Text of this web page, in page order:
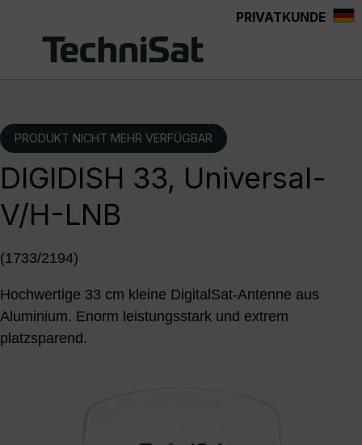
PRIVATKUNDE
PRODUKT NICHT MEHR VERFÜGBAR
DIGIDISH 33, Universal-
V/H-LNB
(1733/2194)
Hochwertige 33 cm kleine DigitalSat-Antenne aus
Aluminium. Enorm leistungsstark und extrem
platzsparend.